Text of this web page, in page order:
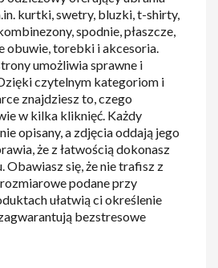
kurtki, swetry, bluzki, t-shirty,
spodnie, płaszcze,
obuwie, torebki i akcesoria.
umożliwia sprawne i
czytelnym kategoriom i
znajdziesz to, czego
w kilka kliknięć. Każdy
opisany, a zdjęcia oddają jego
że z łatwością dokonasz
Obawiasz się, że nie trafisz z
podane przy
ułatwią ci określenie
bezstresowe